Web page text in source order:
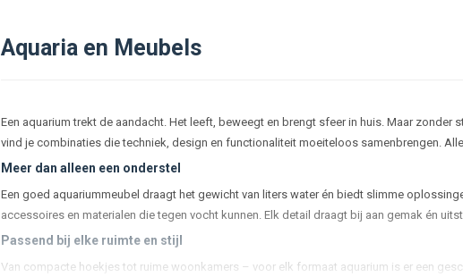
Aquaria en Meubels
Een aquarium trekt de aandacht. Het leeft, beweegt en brengt sfeer in huis. Maar
vind je combinaties die techniek, design en functionaliteit moeiteloos samenbrengen.
Meer dan alleen een onderstel
Een goed aquariummeubel draagt het gewicht van liters water én biedt slimme
accessoires en materialen die tegen vocht kunnen. Elk detail draagt bij aan gemak én
Passend bij elke ruimte en stijl
Van compacte hoekjes tot ruime woonkamers – voor elk formaat aquarium is er een